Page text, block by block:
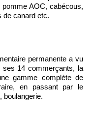
AOC, cabécous,
de canard etc.
14 commerçants, la
gamme complète de
en passant par le
boulangerie.